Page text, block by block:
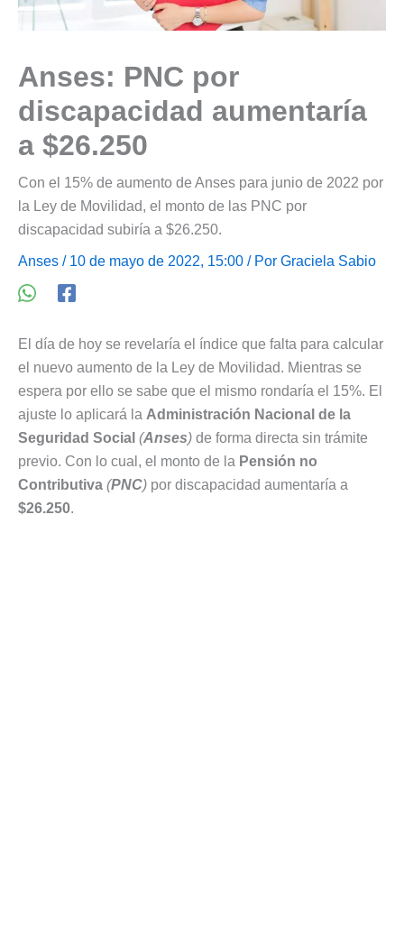
Anses: PNC por
discapacidad aumentaría
a $26.250
Con el 15% de aumento de Anses para junio de 2022 por
la Ley de Movilidad, el monto de las PNC por
discapacidad subiría a $26.250.
Anses / 10 de mayo de 2022, 15:00 / Por Graciela Sabio
El día de hoy se revelaría el índice que falta para calcular
el nuevo aumento de la Ley de Movilidad. Mientras se
espera por ello se sabe que el mismo rondaría el 15%. El
ajuste lo aplicará la Administración Nacional de la
Seguridad Social (Anses) de forma directa sin trámite
previo. Con lo cual, el monto de la Pensión no
Contributiva (PNC) por discapacidad aumentaría a
$26.250.